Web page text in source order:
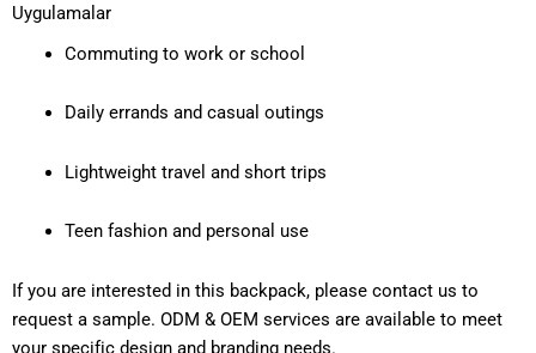
Uygulamalar
Commuting to work or school
Daily errands and casual outings
Lightweight travel and short trips
Teen fashion and personal use
If you are interested in this backpack, please contact us to
request a sample. ODM & OEM services are available to meet
your specific design and branding needs.